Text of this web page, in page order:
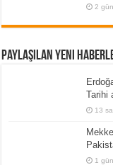
2
Paylaşılan Yeni
Tarihi
13
1